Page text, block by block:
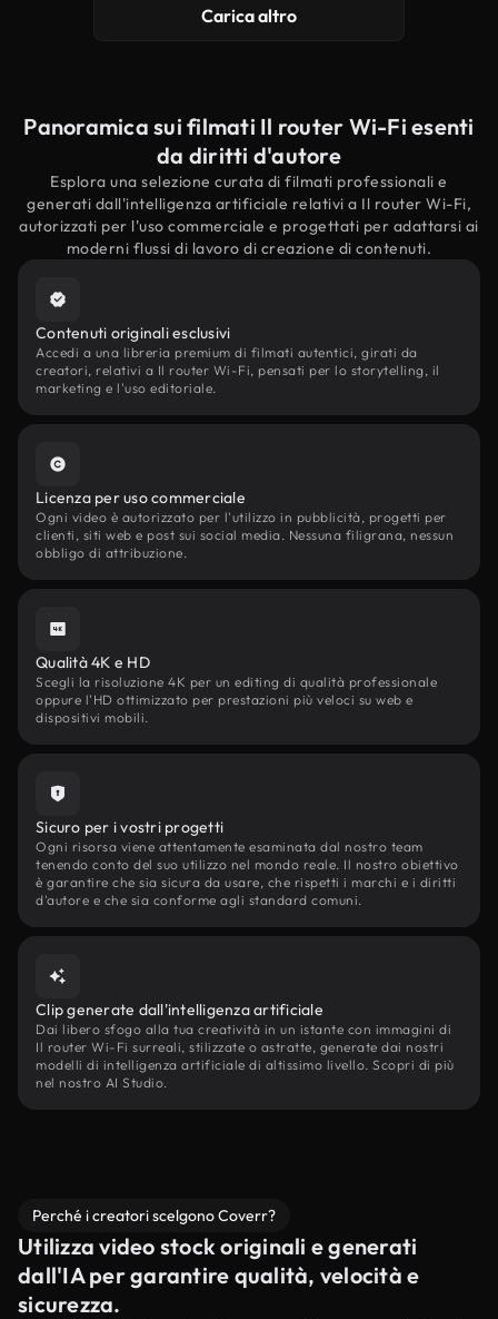
Carica altro
Panoramica sui filmati Il router Wi-Fi esenti
da diritti d'autore
Esplora una selezione curata di filmati professionali e
generati dall'intelligenza artificiale relativi a Il router Wi-Fi,
autorizzati per l'uso commerciale e progettati per adattarsi ai
moderni flussi di lavoro di creazione di contenuti.
Contenuti originali esclusivi
Accedi a una libreria premium di filmati autentici, girati da
creatori, relativi a Il router Wi-Fi, pensati per lo storytelling, il
marketing e l'uso editoriale.
Licenza per uso commerciale
Ogni video è autorizzato per l'utilizzo in pubblicità, progetti per
clienti, siti web e post sui social media. Nessuna filigrana, nessun
obbligo di attribuzione.
Qualità 4K e HD
Scegli la risoluzione 4K per un editing di qualità professionale
oppure l'HD ottimizzato per prestazioni più veloci su web e
dispositivi mobili.
Sicuro per i vostri progetti
Ogni risorsa viene attentamente esaminata dal nostro team
tenendo conto del suo utilizzo nel mondo reale. Il nostro obiettivo
è garantire che sia sicura da usare, che rispetti i marchi e i diritti
d'autore e che sia conforme agli standard comuni.
Clip generate dall'intelligenza artificiale
Dai libero sfogo alla tua creatività in un istante con immagini di
Il router Wi-Fi surreali, stilizzate o astratte, generate dai nostri
modelli di intelligenza artificiale di altissimo livello. Scopri di più
nel nostro AI Studio.
Perché i creatori scelgono Coverr?
Utilizza video stock originali e generati
dall'IA per garantire qualità, velocità e
sicurezza.